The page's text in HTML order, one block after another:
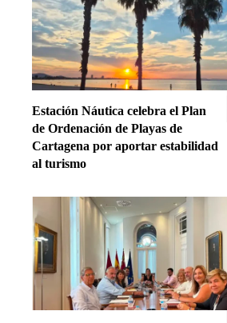
Estación Náutica celebra el Plan
de Ordenación de Playas de
Cartagena por aportar estabilidad
al turismo